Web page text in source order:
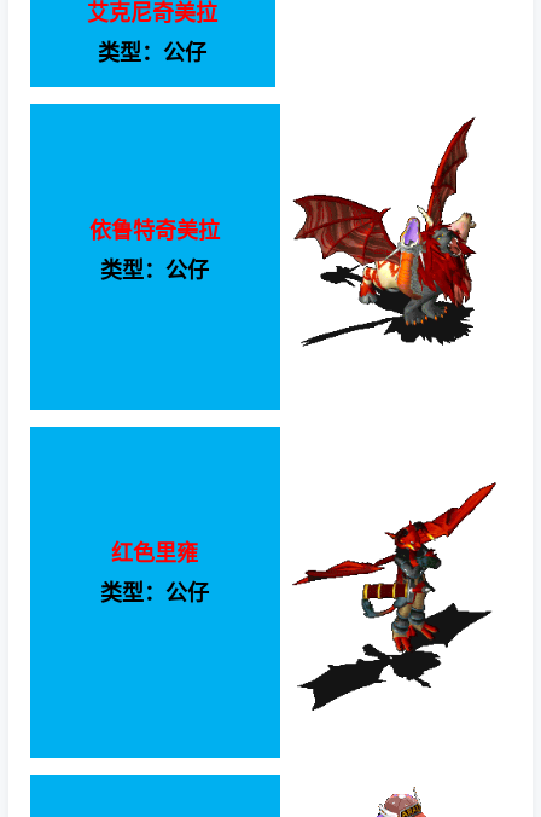
艾克尼奇美拉
类型：公仔
依鲁特奇美拉
类型：公仔
红色里雍
类型：公仔